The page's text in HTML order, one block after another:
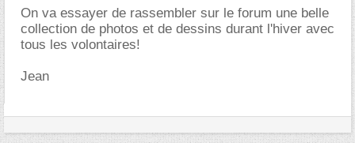
On va essayer de rassembler sur le forum une belle
collection de photos et de dessins durant l'hiver avec
tous les volontaires!
Jean